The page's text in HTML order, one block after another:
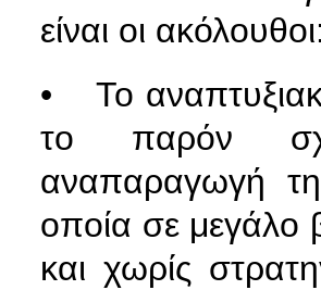
είναι οι
• Το
το παρόν
αναπαραγωγή
οποία σε μεγάλο
και χωρίς